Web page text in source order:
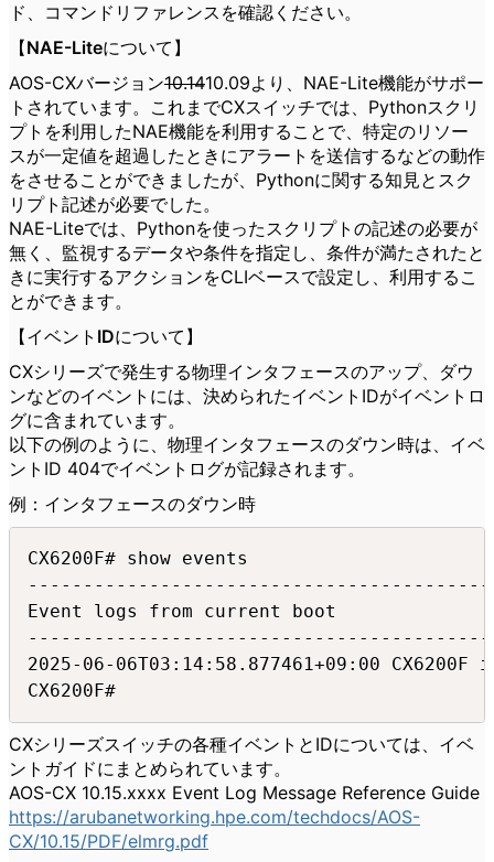
ド、コマンドリファレンスを確認ください。
【NAE-Liteについて】
AOS-CXバージョン10.1410.09より、NAE-Lite機能がサポー
トされています。これまでCXスイッチでは、Pythonスクリ
プトを利用したNAE機能を利用することで、特定のリソー
スが一定値を超過したときにアラートを送信するなどの動作
をさせることができましたが、Pythonに関する知見とスク
リプト記述が必要でした。
NAE-Liteでは、Pythonを使ったスクリプトの記述の必要が
無く、監視するデータや条件を指定し、条件が満たされたと
きに実行するアクションをCLIベースで設定し、利用するこ
とができます。
【イベントIDについて】
CXシリーズで発生する物理インタフェースのアップ、ダウ
ンなどのイベントには、決められたイベントIDがイベントロ
グに含まれています。
以下の例のように、物理インタフェースのダウン時は、イベ
ントID 404でイベントログが記録されます。
例：インタフェースのダウン時
CX6200F# show events
Event logs from current boot
2025-06-06T03:14:58.877461+09:00
CX6200F#
CXシリーズスイッチの各種イベントとIDについては、イベ
ントガイドにまとめられています。
AOS-CX 10.15.xxxx Event Log Message Reference Guide
https://arubanetworking.hpe.com/techdocs/AOS-
CX/10.15/PDF/elmrg.pdf